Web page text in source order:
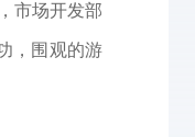
市场开发部
，围观的游